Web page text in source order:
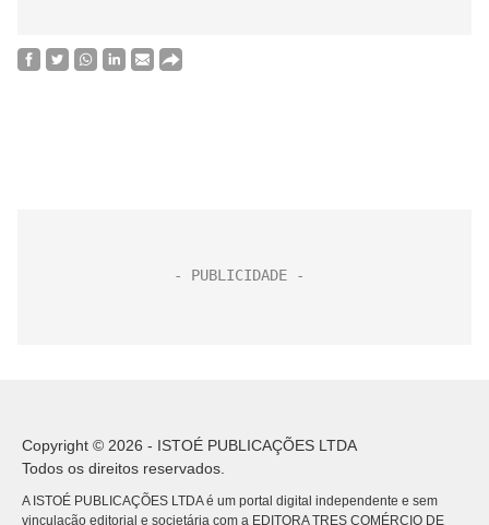
Copyright © 2026 - ISTOÉ PUBLICAÇÕES LTDA
Todos os direitos reservados.
A ISTOÉ PUBLICAÇÕES LTDA é um portal digital independente e sem
vinculação editorial e societária com a EDITORA TRES COMÉRCIO DE